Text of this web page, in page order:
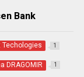
Bank
Techologies 1
DRAGOMIR 1